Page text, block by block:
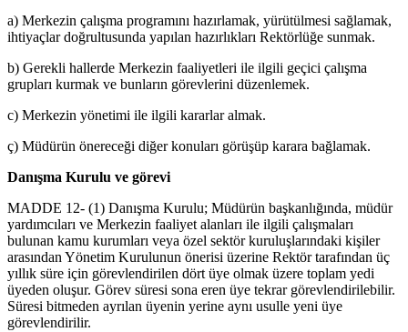
a) Merkezin çalışma programını hazırlamak, yürütülmesi sağlamak,
ihtiyaçlar doğrultusunda yapılan hazırlıkları Rektörlüğe sunmak.
b) Gerekli hallerde Merkezin faaliyetleri ile ilgili geçici çalışma
grupları kurmak ve bunların görevlerini düzenlemek.
c) Merkezin yönetimi ile ilgili kararlar almak.
ç) Müdürün önereceği diğer konuları görüşüp karara bağlamak.
Danışma Kurulu ve görevi
MADDE 12- (1) Danışma Kurulu; Müdürün başkanlığında, müdür
yardımcıları ve Merkezin faaliyet alanları ile ilgili çalışmaları
bulunan kamu kurumları veya özel sektör kuruluşlarındaki kişiler
arasından Yönetim Kurulunun önerisi üzerine Rektör tarafından üç
yıllık süre için görevlendirilen dört üye olmak üzere toplam yedi
üyeden oluşur. Görev süresi sona eren üye tekrar görevlendirilebilir.
Süresi bitmeden ayrılan üyenin yerine aynı usulle yeni üye
görevlendirilir.